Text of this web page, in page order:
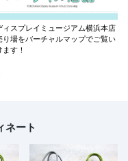
ィスプレイミュージアム横浜本店
り場をバーチャルマップでご覧い
す！
ネート